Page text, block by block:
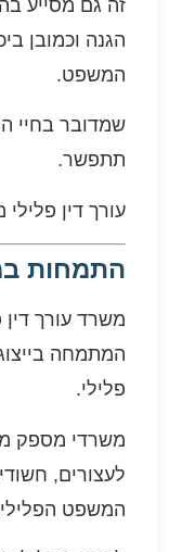
זה גם מסייע
הגנה וכמובן
המשפט.
שמדובר בחיי
תתפשר.
עורך דין פלילי
התמחות
משרד עורך דין
המתמחה
פלילי.
משרדי מספק
לעצורים,
המשפט